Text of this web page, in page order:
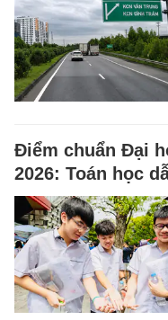
Điểm chuẩn Đại
2026: Toán học